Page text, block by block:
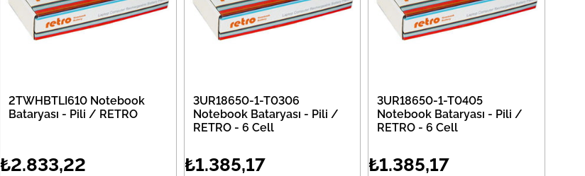
2TWHBTLI610 Notebook
Bataryası - Pili / RETRO
₺2.833,22
3UR18650-1-T0306
Notebook Bataryası - Pili /
RETRO - 6 Cell
₺1.385,17
3UR18650-1-T0405
Notebook Bataryası - Pili /
RETRO - 6 Cell
₺1.385,17